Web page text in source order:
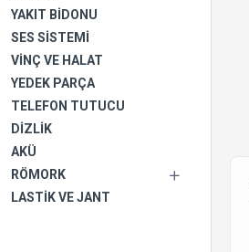
YAKIT BIDONU
SES SISTEMI
VINÇ VE HALAT
YEDEK PARÇA
TELEFON TUTUCU
DIZLIK
AKÜ
RÖMORK
LASTIK VE JANT